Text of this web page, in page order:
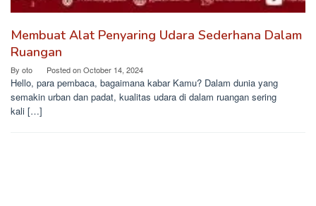
Membuat Alat Penyaring Udara Sederhana Dalam
Ruangan
By oto Posted onOctober 14, 2024
Hello, para pembaca, bagaimana kabar Kamu? Dalam dunia yang
semakin urban dan padat, kualitas udara di dalam ruangan sering
kali […]